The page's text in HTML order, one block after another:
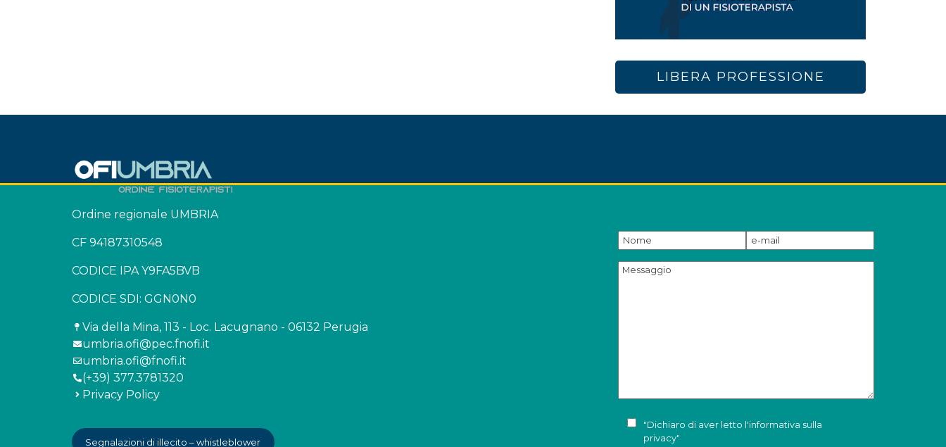
LIBERA PROFESSIONE
Ordine regionale UMBRIA
CF 94187310548
CODICE IPA Y9FA5BVB
CODICE SDI: GGN0N0
Via della Mina, 113 - Loc. Lacugnano - 06132 Perugia
umbria.ofi@pec.fnofi.it
umbria.ofi@fnofi.it
(+39) 377.3781320
Privacy Policy
Segnalazioni di illecito – whistleblower
"Dichiaro di aver letto l'informativa sulla
privacy"